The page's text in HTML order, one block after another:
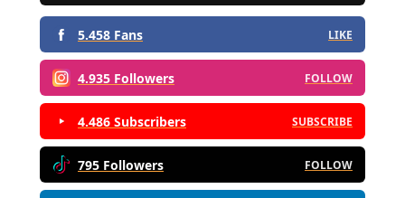
5.458 Fans LIKE
4.935 Followers FOLLOW
4.486 Subscribers SUBSCRIBE
795 Followers FOLLOW